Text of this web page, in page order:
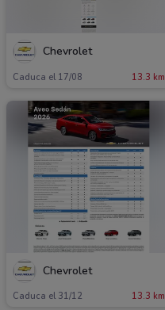
Chevrolet
Caduca el 17/08 13.3 km
Chevrolet
Caduca el 31/12 13.3 km